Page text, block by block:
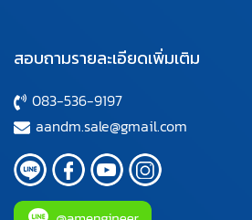
สอบถามรายละเอียดเพิ่มเติม
083-536-9197
aandm.sale@gmail.com